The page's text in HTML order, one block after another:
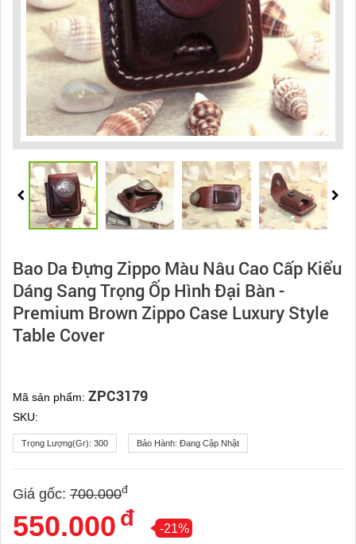
Bao Da Đựng Zippo Màu Nâu Cao Cấp Kiểu
Dáng Sang Trọng Ốp Hình Đại Bàn -
Premium Brown Zippo Case Luxury Style
Table Cover
Mã sản phẩm: ZPC3179
SKU:
Trọng Lượng(gr): 300 Bảo Hành: Đang Cập Nhật
Giá gốc: 700.000đ
550.000 đ -21%